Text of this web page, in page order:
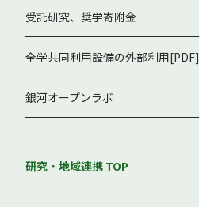
受託研究、奨学寄附金
全学共同利用設備の外部利用[PDF]
銀河オープンラボ
研究・地域連携 TOP